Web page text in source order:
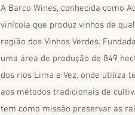
A Barco Wines, conhecida como
vinícola que produz vinhos de
região dos Vinhos Verdes.
uma área de produção de 849
dos rios Lima e Vez, onde utiliza
aos métodos tradicionais de
tem como missão preservar as